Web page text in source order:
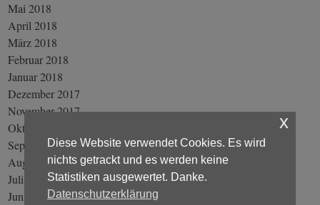
Mai 2018
April 2018
März 2018
Februar 2018
Januar 2018
Dezember 2017
November 2017
Oktober 2017
September 2017
August 2017
Juli 2017
Juni 2017
Diese Website verwendet Cookies. Es wird
nichts getrackt und es werden keine
Statistiken ausgewertet. Danke.
Datenschutzerklärung
x